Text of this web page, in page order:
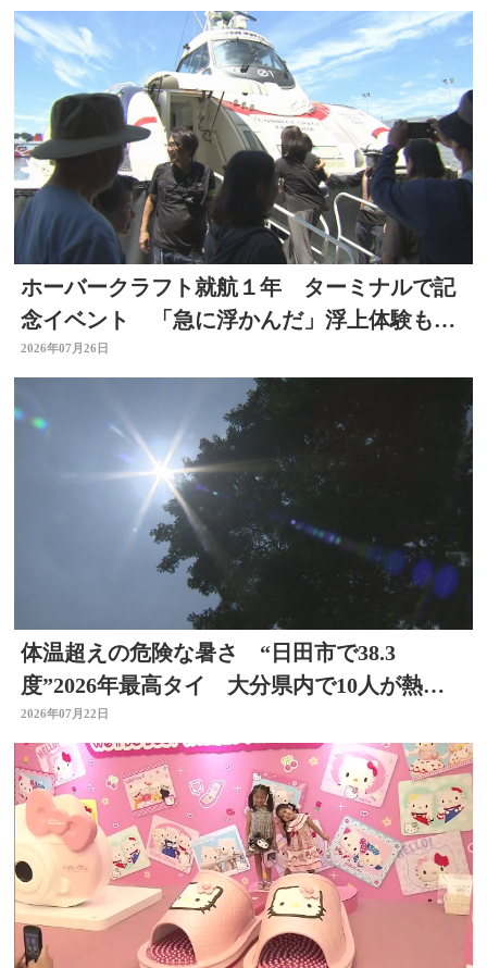
ホーバークラフト就航１年 ターミナルで記
念イベント 「急に浮かんだ」浮上体験も
大分
2026年07月26日
体温超えの危険な暑さ “日田市で38.3
度”2026年最高タイ 大分県内で10人が熱中
症疑いで搬送
2026年07月22日